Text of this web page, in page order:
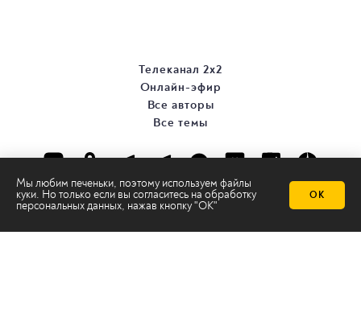
Мы любим печеньки, поэтому используем файлы
куки. Но только если вы согласитесь на обработку
персональных данных, нажав кнопку "ОК"
ОК
Телеканал 2х2
Онлайн-эфир
Все авторы
Все темы